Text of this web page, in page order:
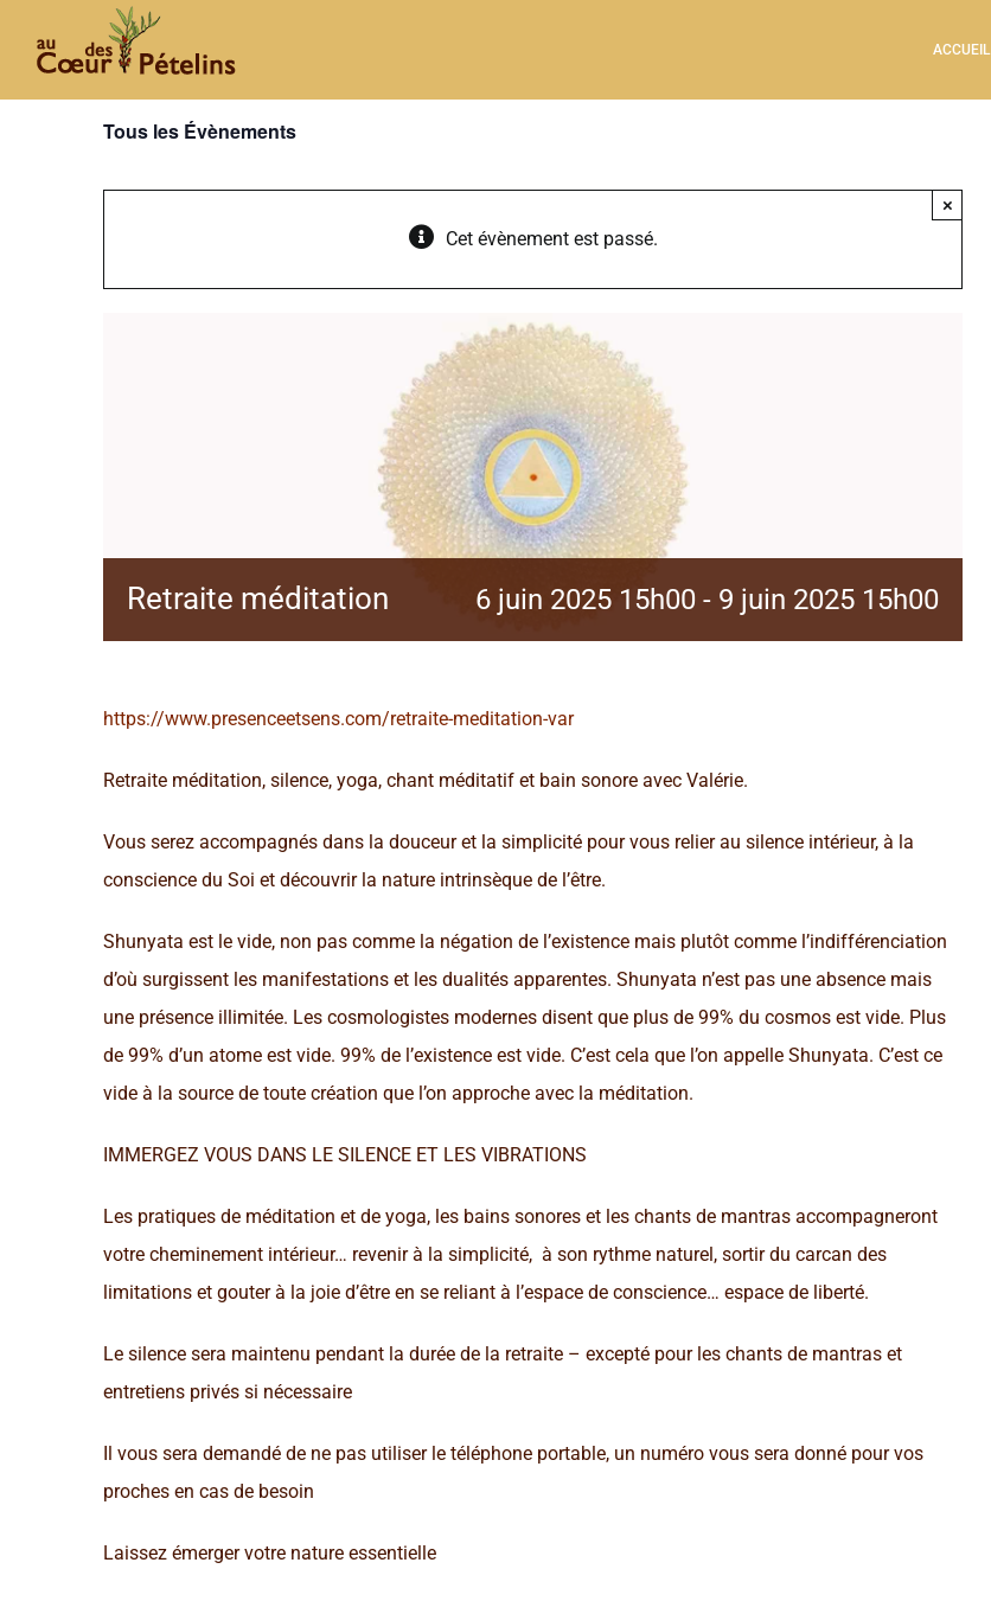
ACCUEIL
Tous les Évènements
Cet évènement est passé.
×
Retraite méditation 6 juin 2025 15h00 - 9 juin 2025 15h00
https://www.presenceetsens.com/retraite-meditation-var
Retraite méditation, silence, yoga, chant méditatif et bain sonore avec Valérie.
Vous serez accompagnés dans la douceur et la simplicité pour vous relier au silence intérieur, à la
conscience du Soi et découvrir la nature intrinsèque de l’être.
Shunyata est le vide, non pas comme la négation de l’existence mais plutôt comme l’indifférenciation
d’où surgissent les manifestations et les dualités apparentes. Shunyata n’est pas une absence mais
une présence illimitée. Les cosmologistes modernes disent que plus de 99% du cosmos est vide. Plus
de 99% d’un atome est vide. 99% de l’existence est vide. C’est cela que l’on appelle Shunyata. C’est ce
vide à la source de toute création que l’on approche avec la méditation.
IMMERGEZ VOUS DANS LE SILENCE ET LES VIBRATIONS
Les pratiques de méditation et de yoga, les bains sonores et les chants de mantras accompagneront
votre cheminement intérieur… revenir à la simplicité, à son rythme naturel, sortir du carcan des
limitations et gouter à la joie d’être en se reliant à l’espace de conscience… espace de liberté.​
Le silence sera maintenu pendant la durée de la retraite – excepté pour les chants de mantras et
entretiens privés si nécessaire
Il vous sera demandé de ne pas utiliser le téléphone portable, un numéro vous sera donné pour vos
proches en cas de besoin
Laissez émerger votre nature essentielle